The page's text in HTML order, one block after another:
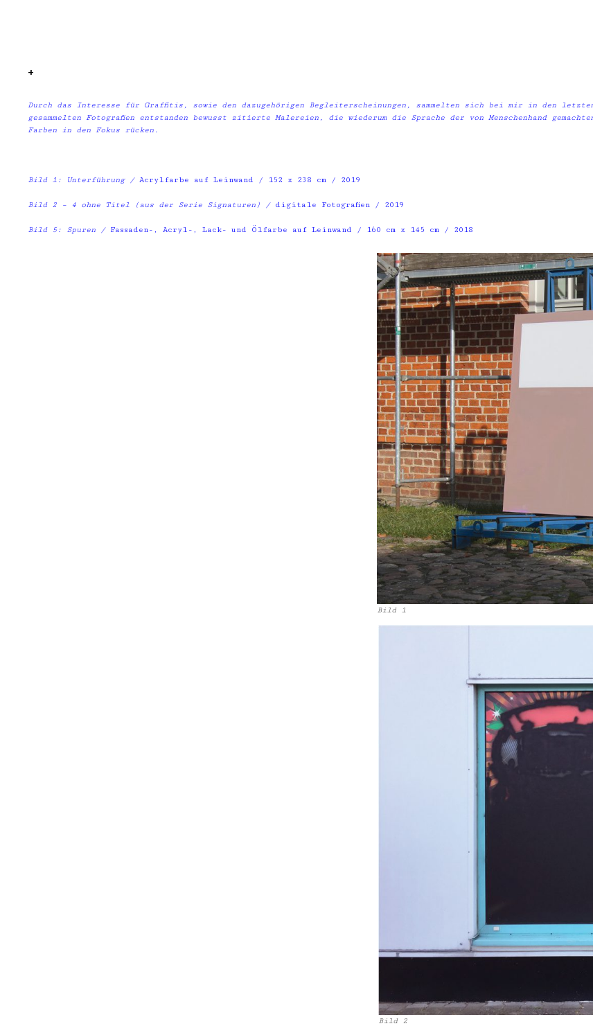
+
Durch das Interesse für Graffitis, sowie den dazugehörigen Begleiterscheinungen, sammelten sich bei mir in den
gesammelten Fotografien entstanden bewusst zitierte Malereien, die wiederum die Sprache der von Menschenhand
Farben in den Fokus rücken.
Bild 1: Unterführung /Acrylfarbe auf Leinwand / 152 x 238 cm / 2019
Bild 2 – 4 ohne Titel (aus der Serie Signaturen) /digitale Fotografien / 2019
Bild 5: Spuren / Fassaden-, Acryl-, Lack- und Ölfarbe auf Leinwand / 160 cm x 145 cm / 2018
Bild 1
Bild 2